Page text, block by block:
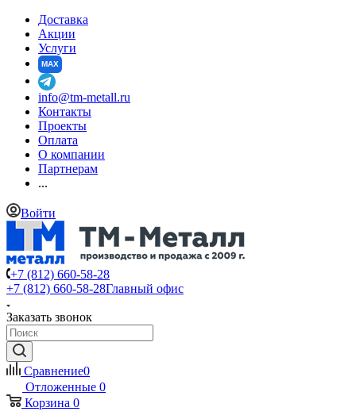
Доставка
Акции
Услуги
MAX
info@tm-metall.ru
Контакты
Проекты
Оплата
О компании
Партнерам
...
Войти
+7 (812) 660-58-28
+7 (812) 660-58-28Главный офис
Заказать звонок
Сравнение0
Отложенные 0
Корзина 0